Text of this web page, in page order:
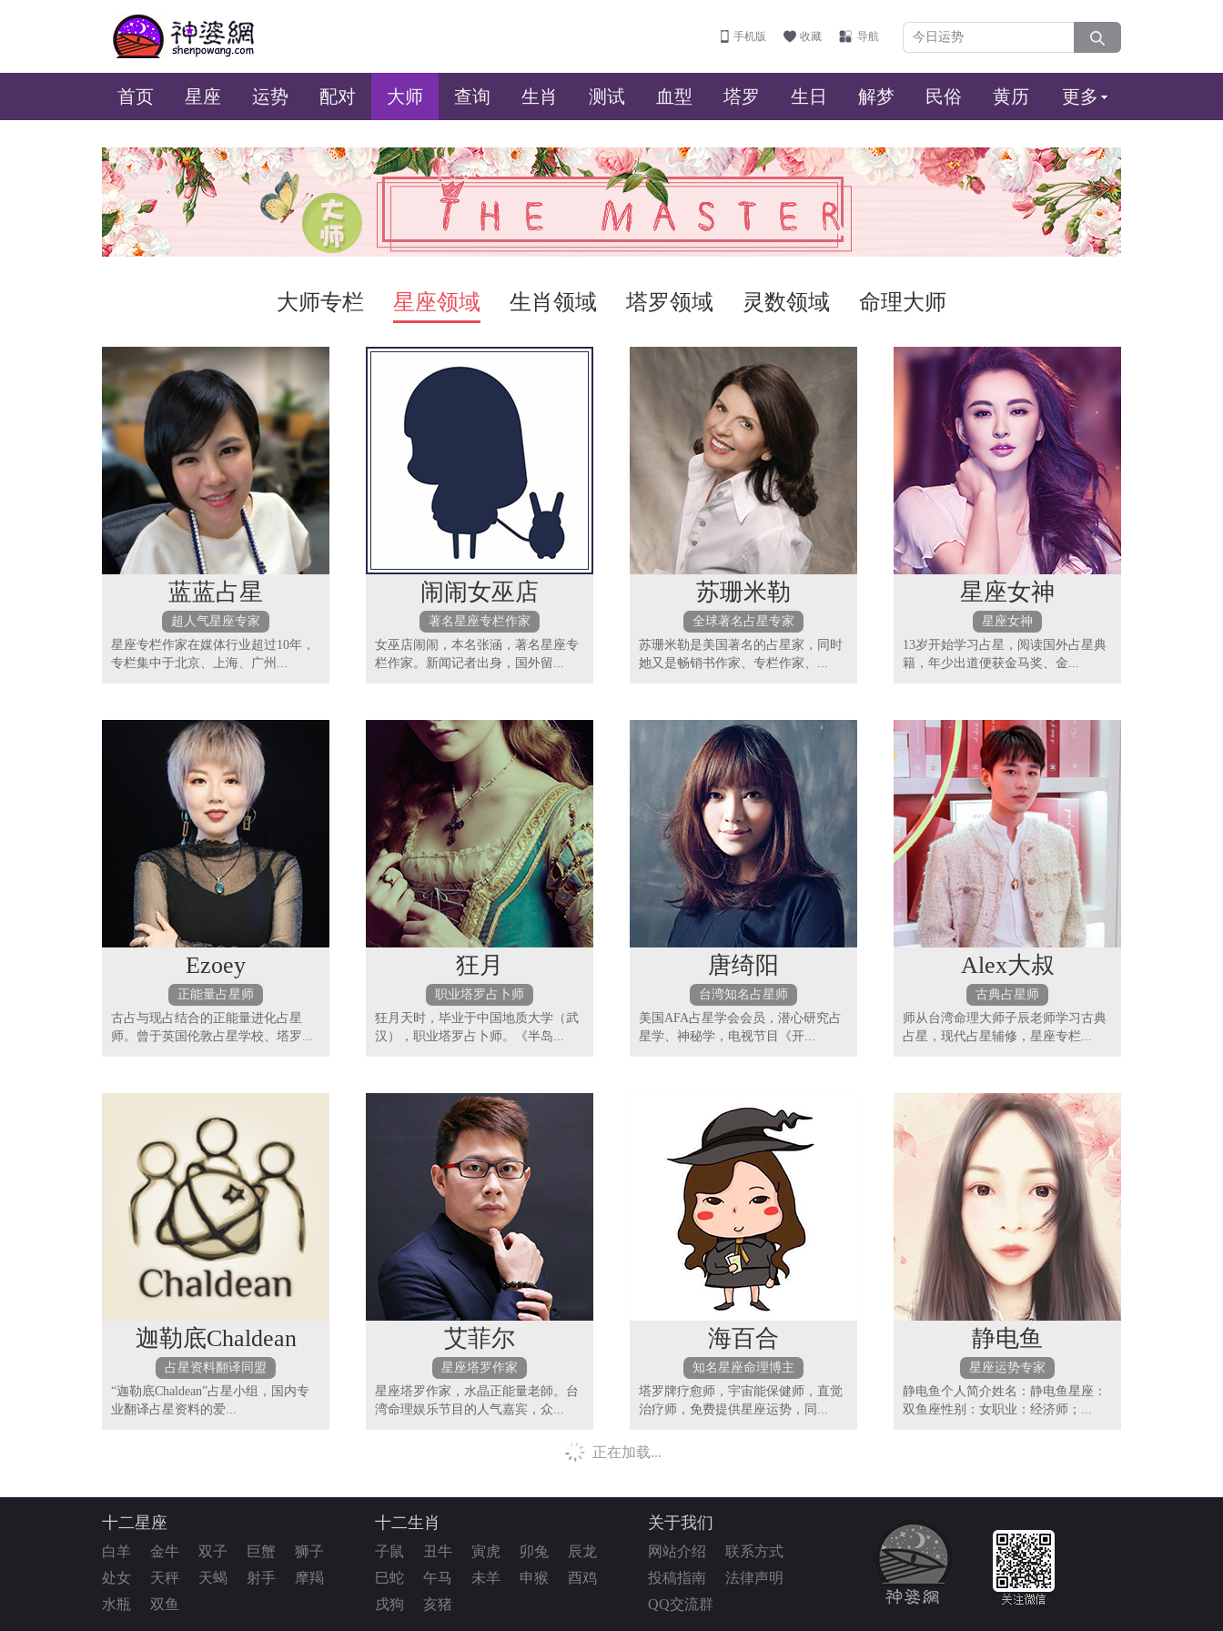
手机版 收藏 导航
首页 星座 运势 配对 大师 查询 生肖 测试 血型 塔罗 生日 解梦 民俗 黄历 更多
大师专栏 星座领域 生肖领域 塔罗领域 灵数领域 命理大师
蓝蓝占星
超人气星座专家
星座专栏作家在媒体行业超过10年，
专栏集中于北京、上海、广州...
闹闹女巫店
著名星座专栏作家
女巫店闹闹，本名张涵，著名星座专
栏作家。新闻记者出身，国外留...
苏珊米勒
全球著名占星专家
苏珊米勒是美国著名的占星家，同时
她又是畅销书作家、专栏作家、...
星座女神
星座女神
13岁开始学习占星，阅读国外占星典
籍，年少出道便获金马奖、金...
Ezoey
正能量占星师
古占与现占结合的正能量进化占星
师。曾于英国伦敦占星学校、塔罗...
狂月
职业塔罗占卜师
狂月天时，毕业于中国地质大学（武
汉），职业塔罗占卜师。《半岛...
唐绮阳
台湾知名占星师
美国AFA占星学会会员，潜心研究占
星学、神秘学，电视节目《开...
Alex大叔
古典占星师
师从台湾命理大师子辰老师学习古典
占星，现代占星辅修，星座专栏...
迦勒底Chaldean
占星资料翻译同盟
“迦勒底Chaldean”占星小组，国内专
业翻译占星资料的爱...
艾菲尔
星座塔罗作家
星座塔罗作家，水晶正能量老師。台
湾命理娱乐节目的人气嘉宾，众...
海百合
知名星座命理博主
塔罗牌疗愈师，宇宙能保健师，直觉
治疗师，免费提供星座运势，同...
静电鱼
星座运势专家
静电鱼个人简介姓名：静电鱼星座：
双鱼座性别：女职业：经济师；...
正在加载...
十二星座
白羊 金牛 双子 巨蟹
狮子
处女
天秤 天蝎 射手
摩羯
水瓶
双鱼
十二生肖
子鼠 丑牛 寅虎 卯兔
辰龙
巳蛇
午马 未羊 申猴
酉鸡
戌狗
亥猪
关于我们
网站介绍
联系方式
投稿指南
法律声明
QQ交流群